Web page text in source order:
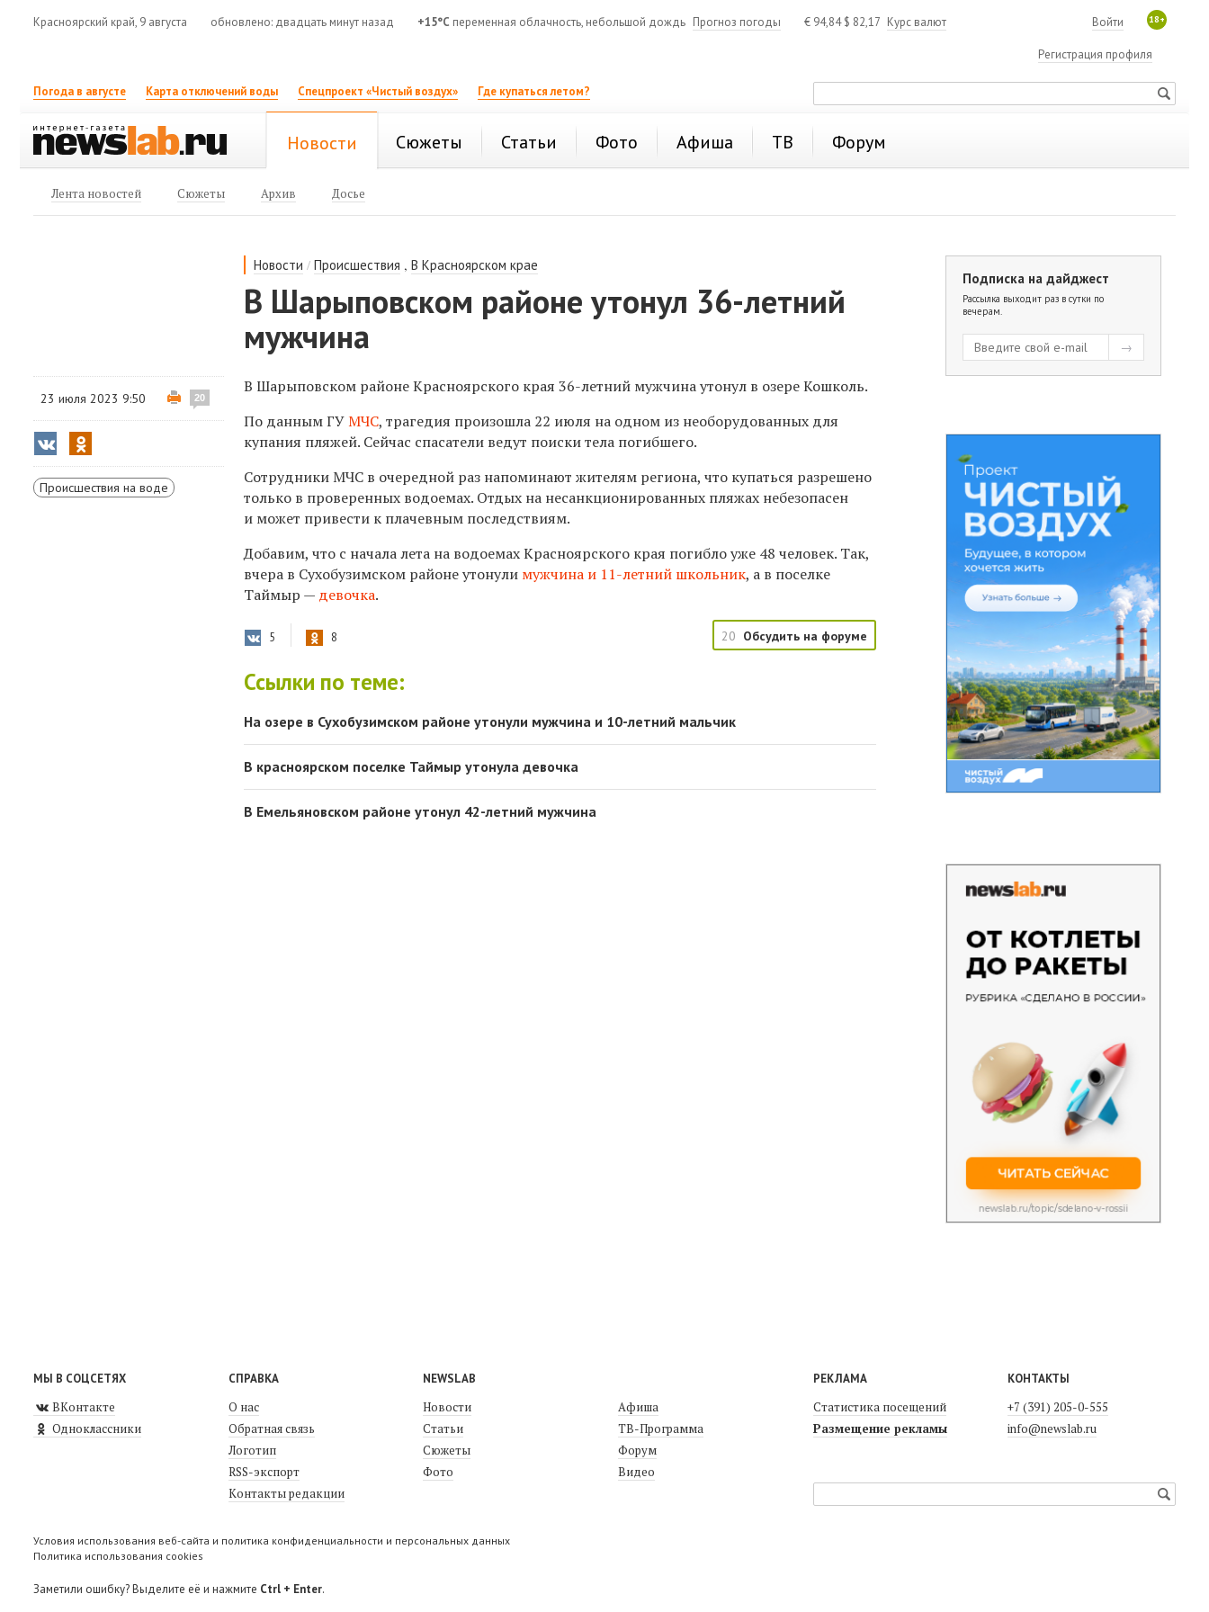
Красноярский край, 9 августа обновлено: двадцать минут назад +15°C переменная облачность, небольшой дождь Прогноз погоды € 94,84$ 82,17 Курс валют 18+
Войти
Регистрация профиля
Погода в августе Карта отключений воды Спецпроект «Чистый воздух» Где купаться летом?
Новости Сюжеты Статьи Фото Афиша ТВ Форум
Лента новостей Сюжеты Архив Досье
Новости /Происшествия ,В Красноярском крае
В Шарыповском районе утонул 36-летний
мужчина
23 июля 2023 9:50 20
Происшествия на воде
В Шарыповском районе Красноярского края 36-летний мужчина утонул в озере Кошколь.
По данным ГУМЧС, трагедия произошла 22 июля на одном из необорудованных для
купания пляжей. Сейчас спасатели ведут поиски тела погибшего.
Сотрудники МЧС в очередной раз напоминают жителям региона, что купаться разрешено
только в проверенных водоемах. Отдых на несанкционированных пляжах небезопасен
и может привести к плачевным последствиям.
Добавим, что с начала лета на водоемах Красноярского края погибло уже 48 человек. Так,
вчера в Сухобузимском районе утонули мужчина и 11-летний школьник, а в поселке
Таймыр — девочка.
5 8 20 Обсудить на форуме
Ссылки по теме:
На озере в Сухобузимском районе утонули мужчина и 10-летний мальчик
В красноярском поселке Таймыр утонула девочка
В Емельяновском районе утонул 42-летний мужчина
Подписка на дайджест
Рассылка выходит раз в сутки по
вечерам.
МЫ В СОЦСЕТЯХ
ВКонтакте
Одноклассники
СПРАВКА
О нас
Обратная связь
Логотип
RSS-экспорт
Контакты редакции
NEWSLAB
Новости
Статьи
Сюжеты
Фото
Афиша
ТВ-Программа
Форум
Видео
РЕКЛАМА
Статистика посещений
Размещение рекламы
КОНТАКТЫ
+7 (391) 205-0-555
info@newslab.ru
Условия использования веб-сайта и политика конфиденциальности и персональных данных
Политика использования cookies
Заметили ошибку? Выделите её и нажмите Ctrl + Enter.